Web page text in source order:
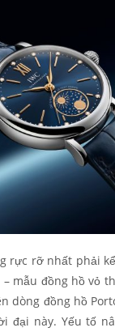
rực rỡ nhất phải
mẫu đồng hồ vỏ
dòng đồng hồ
đại này. Yếu tố